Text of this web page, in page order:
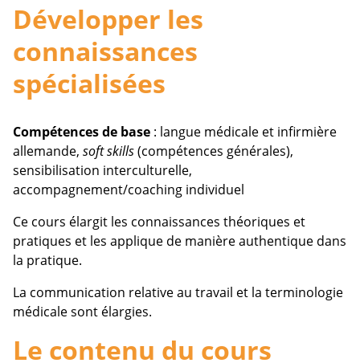
Développer les
connaissances
spécialisées
Compétences de base : langue médicale et infirmière
allemande, soft skills(compétences générales),
sensibilisation interculturelle,
accompagnement/coaching individuel
Ce cours élargit les connaissances théoriques et
pratiques et les applique de manière authentique dans
la pratique.
La communication relative au travail et la terminologie
médicale sont élargies.
Le contenu du cours